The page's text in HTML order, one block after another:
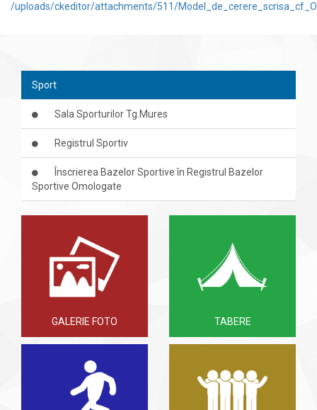
/uploads/ckeditor/attachments/511/
Sport
Sala Sporturilor Tg.Mures
Registrul Sportiv
Înscrierea Bazelor Sportive în Registrul Bazelor
Sportive Omologate
GALERIE FOTO TABERE